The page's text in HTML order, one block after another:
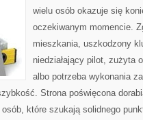
wielu osób okazuje się
oczekiwanym momencie.
mieszkania, uszkodzony
niedziałający pilot, zużyta
albo potrzeba wykonania
Strona poświęcona
które szukają solidnego